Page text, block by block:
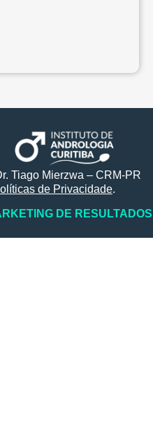
Tiago Mierzwa – CRM-PR
de Privacidade.
DE RESULTADOS